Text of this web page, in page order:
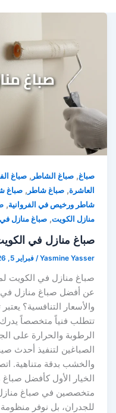
صباغ,صباغ الشاطر ,صباغ
العاشرة,صباغ شاطر ,صباغ
شاطر ورخيص في الفروانية,
منازل الكويت,صباغ منازل
صباغ منازل في
Yasmine Yasser
/فبراير 5, 2026
صباغ منازل في الكويت
عن أفضل صباغ منازل في
والأسعار التنافسية؟
تتطلب فنياً متخصصاً يدرك
الرطوبة والحرارة على
الصباغين لتنفيذ أحدث
الخيار الأول كأفضل
متخصصين في صباغ منازل
للجدران، بل نوفر